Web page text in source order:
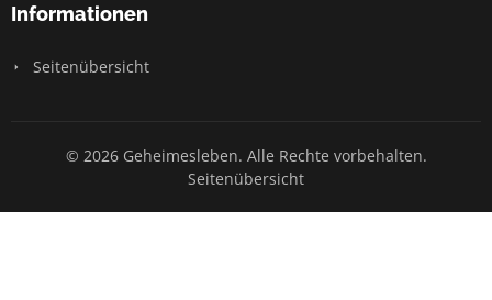
Informationen
Seitenübersicht
© 2026 Geheimesleben. Alle Rechte vorbehalten.
Seitenübersicht